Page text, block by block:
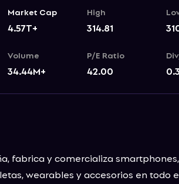
Market Cap
4.57T+
High
314.81
Volume
34.44M+
P/E Ratio
42.00
fabrica y comercializa
wearables y accesorios en todo